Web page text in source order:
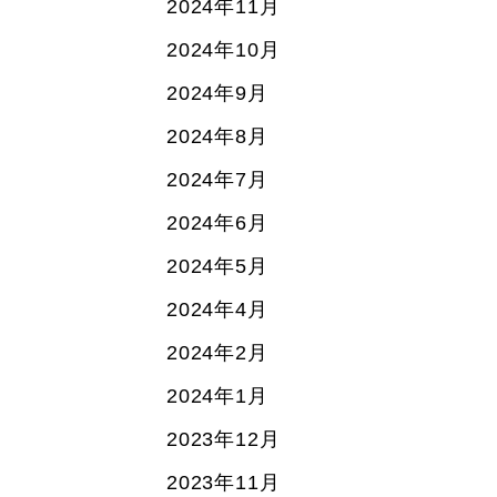
2024年11月
2024年10月
2024年9月
2024年8月
2024年7月
2024年6月
2024年5月
2024年4月
2024年2月
2024年1月
2023年12月
2023年11月